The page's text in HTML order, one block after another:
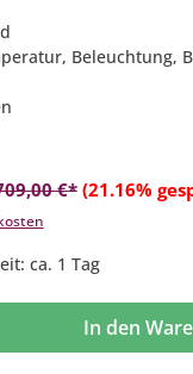
Beleuchtung,
€* (21.16%
ca. 1 Tag
Wert ein oder
In den